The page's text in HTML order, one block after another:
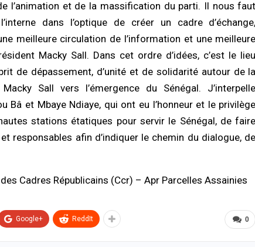
l’animation et de la massification du parti. Il nous faut
dans l’optique de créer un cadre d’échange,
meilleure circulation de l’information et une meilleure
Macky Sall. Dans cet ordre d’idées, c’est le lieu
de dépassement, d’unité et de solidarité autour de la
Sall vers l’émergence du Sénégal. J’interpelle
Bâ et Mbaye Ndiaye, qui ont eu l’honneur et le privilège
stations étatiques pour servir le Sénégal, de faire
responsables afin d’indiquer le chemin du dialogue, de
Cadres Républicains (Ccr) – Apr Parcelles Assainies
0
Google+ ReddIt
renforce son dispositif sécuritaire
du commissariat de
Tawfekh
à 08:42
25 décès et près de 800
les accidents de la route
dispositif…
07/08/2026 à 00:34
Deuil : Serigne Mountakha Mbacké
appelle les fidèles à privilégier les
06/08/2026 à 18:22
ECONOMIE
Sénégal–Banque mondiale : 220,7
milliards FCFA pour accélérer les